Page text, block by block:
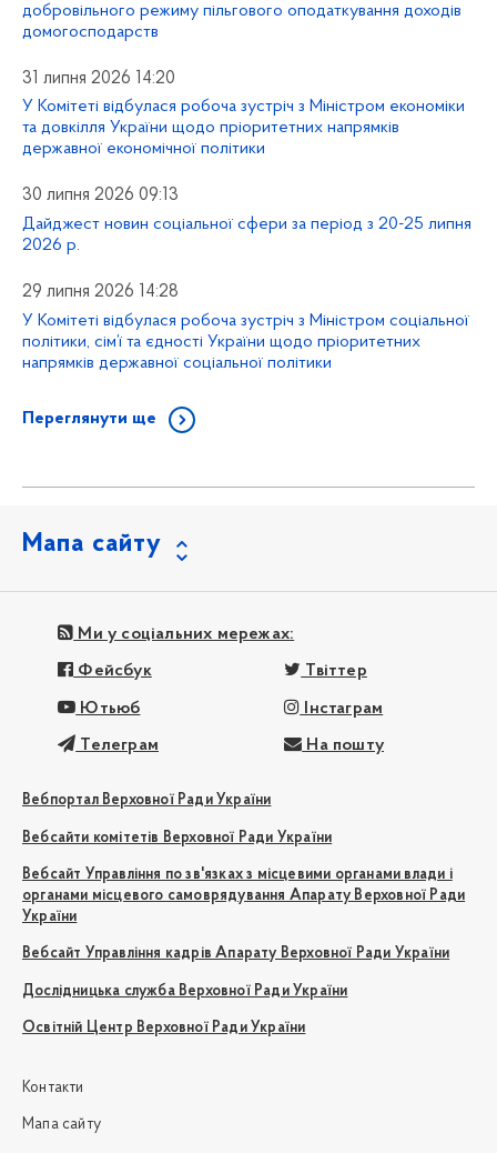
добровільного режиму пільгового оподаткування доходів
домогосподарств
31 липня 2026 14:20
У Комітеті відбулася робоча зустріч з Міністром економіки
та довкілля України щодо пріоритетних напрямків
державної економічної політики
30 липня 2026 09:13
Дайджест новин соціальної сфери за період з 20-25 липня
2026 р.
29 липня 2026 14:28
У Комітеті відбулася робоча зустріч з Міністром соціальної
політики, сім’ї та єдності України щодо пріоритетних
напрямків державної соціальної політики
Переглянути ще
Мапа сайту
Ми у соціальних мережах:
Фейсбук Твіттер
Ютьюб Інстаграм
Телеграм На пошту
Вебпортал Верховної Ради України
Вебсайти комітетів Верховної Ради України
Вебсайт Управління по зв'язках з місцевими органами влади і
органами місцевого самоврядування Апарату Верховної Ради
України
Вебсайт Управління кадрів Апарату Верховної Ради України
Дослідницька служба Верховної Ради України
Освітній Центр Верховної Ради України
Контакти
Мапа сайту